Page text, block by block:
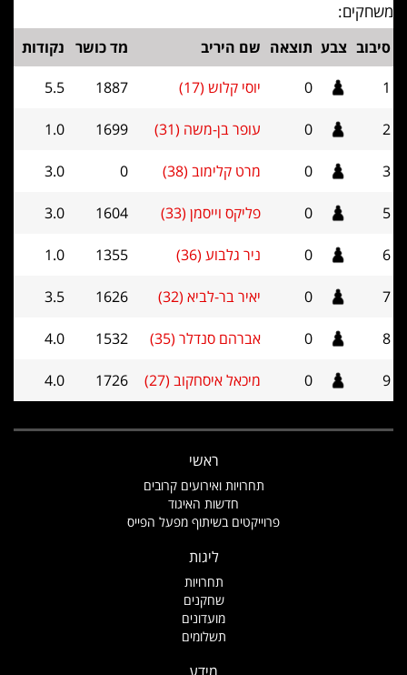
משחקים:
סיבוב צבע תוצאה שם היריב מד כושר נקודות
1
0 יוסי קלוש (17) 1887
5.5
2
0 עופר בן-משה (31) 1699
1.0
3
0 מרט קלימוב (38) 0
3.0
5
0 פליקס וייסמן (33) 1604
3.0
6
0 ניר גלבוע (36) 1355
1.0
7
0 יאיר בר-לביא (32) 1626
3.5
8
0 אברהם סנדלר (35) 1532
4.0
9
0 מיכאל איסחקוב (27) 1726
4.0
ראשי
תחרויות ואירועים קרובים
חדשות האיגוד
פרוייקטים בשיתוף מפעל הפייס
ליגות
תחרויות
שחקנים
מועדונים
תשלומים